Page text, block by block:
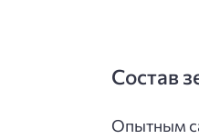
Состав
Опытным